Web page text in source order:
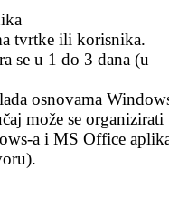
tvrtke ili korisnika.
se u 1 do 3 dana (u
osnovama
može se organizirati
a i MS Office